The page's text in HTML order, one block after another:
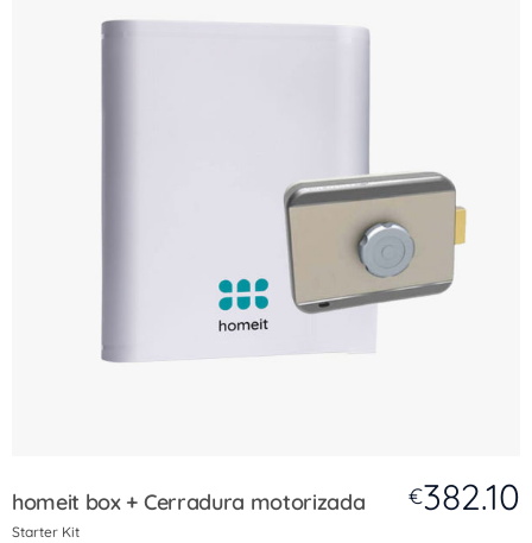
homeit box + Cerradura motorizada €382.10
Starter Kit